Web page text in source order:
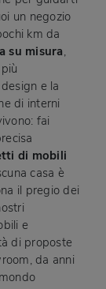
un negozio
km da
su misura,
e la
di interni
fai
di mobili
casa è
il pregio dei
e
di proposte
da anni